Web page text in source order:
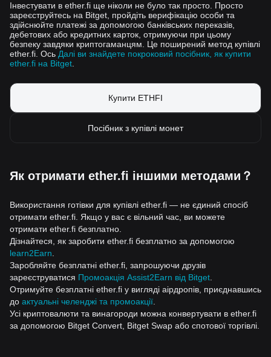
Інвестувати в ether.fi ще ніколи не було так просто. Просто
зареєструйтесь на Bitget, пройдіть верифікацію особи та
здійснюйте платежі за допомогою банківських переказів,
дебетових або кредитних карток, отримуючи при цьому
безпеку завдяки криптогаманцям. Це поширений метод купівлі
ether.fi. Ось Далі ви знайдете покроковий посібник, як купити
ether.fi на Bitget
Купити ETHFI
Посібник з купівлі монет
Як отримати ether.fi іншими методами？
Використання готівки для купівлі ether.fi — не єдиний спосіб
отримати ether.fi. Якщо у вас є вільний час, ви можете
отримати ether.fi безплатно.
Дізнайтеся, як заробити ether.fi безплатно за допомогою
learn2Earn
Заробляйте безплатні ether.fi, запрошуючи друзів
зареєструватися Промоакція Assist2Earn від Bitget
Отримуйте безплатні ether.fi у вигляді аірдропів, приєднавшись
до актуальні челенджі та промоакції
Усі криптовалюти та винагороди можна конвертувати в ether.fi
за допомогою Bitget Convert, Bitget Swap або спотової торгівлі.